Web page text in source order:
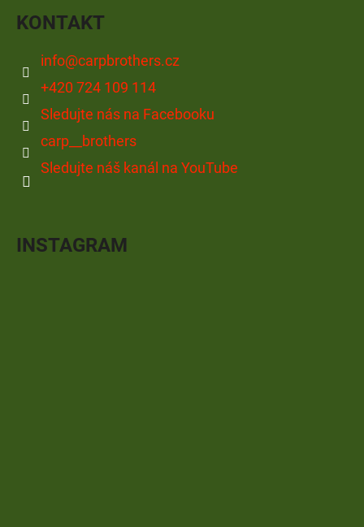
KONTAKT
info@carpbrothers.cz
+420 724 109 114
Sledujte nás na Facebooku
carp__brothers
Sledujte náš kanál na YouTube
INSTAGRAM